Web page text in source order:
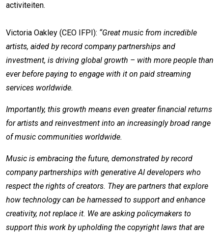
activiteiten.
Victoria Oakley (CEO IFPI): “Great music from incredible
artists, aided by record company partnerships and
investment, is driving global growth – with more people than
ever before paying to engage with it on paid streaming
services worldwide.
Importantly, this growth means even greater financial returns
for artists and reinvestment into an increasingly broad range
of music communities worldwide.
Music is embracing the future, demonstrated by record
company partnerships with generative AI developers who
respect the rights of creators. They are partners that explore
how technology can be harnessed to support and enhance
creativity, not replace it. We are asking policymakers to
support this work by upholding the copyright laws that are